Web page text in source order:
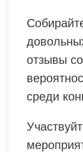
отзывы
среди